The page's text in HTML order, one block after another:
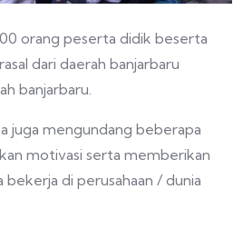
orang peserta didik beserta
dari daerah banjarbaru
banjarbaru.
juga mengundang beberapa
motivasi serta memberikan
di perusahaan / dunia